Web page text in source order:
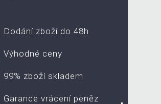
Dodání zboží do 48h
Výhodné ceny
99% zboží skladem
Garance vrácení peněz